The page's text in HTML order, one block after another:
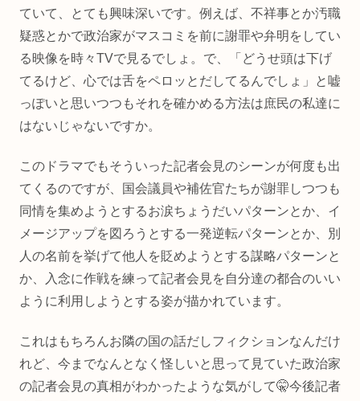
ていて、とても興味深いです。例えば、不祥事とか汚職
疑惑とかで政治家がマスコミを前に謝罪や弁明をしてい
る映像を時々TVで見るでしょ。で、「どうせ頭は下げ
てるけど、心では舌をペロッとだしてるんでしょ」と嘘
っぽいと思いつつもそれを確かめる方法は庶民の私達に
はないじゃないですか。
このドラマでもそういった記者会見のシーンが何度も出
てくるのですが、国会議員や補佐官たちが謝罪しつつも
同情を集めようとするお涙ちょうだいパターンとか、イ
メージアップを図ろうとする一発逆転パターンとか、別
人の名前を挙げて他人を貶めようとする謀略パターンと
か、入念に作戦を練って記者会見を自分達の都合のいい
ように利用しようとする姿が描かれています。
これはもちろんお隣の国の話だしフィクションなんだけ
れど、今までなんとなく怪しいと思って見ていた政治家
の記者会見の真相がわかったような気がして🤫今後記者